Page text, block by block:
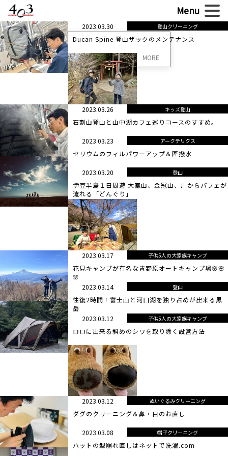
2023.03.30 登山クリーニング
Ducan Spine 登山ザックのメンテナンス
2023.03.26 キッズ登山
石割山登山と山中湖カフェ巡りコースのすすめ。
2023.03.23 アークテリクス
セリウムのフィルパワーアップ＆匠撥水
2023.03.20 登山
伊豆半島１日周遊 大室山、金冠山、川からパフェが
流れる「どんぐり」
2023.03.17 子供5人の大家族キャンプ
花見キャンプが有名な青野原オートキャンプ場🌸🌸
🌸
2023.03.14
登山
往復2時間！富士山と河口湖を独り占めが出来る黒
岳
2023.03.12
子供5人の大家族キャンプ
ロロに出来る斜めのシワを取り除く設営方法
2023.03.12 ぬいぐるみクリーニング
ダグのクリーニング＆鼻・目のお直し
2023.03.08 帽子クリーニング
ハットの型崩れ直しはネットで洗濯.com
MORE